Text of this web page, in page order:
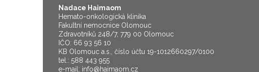
Nadace Haimaom
Hemato-onkologická klinika
Fakultní nemocnice Olomouc
Zdravotníků 248/7, 779 00 Olomouc
IČO: 66 93 56 10
KB Olomouc a.s., číslo účtu 19-1012660297/0100
tel.: 588 443 955
e-mail: info@haimaom.cz